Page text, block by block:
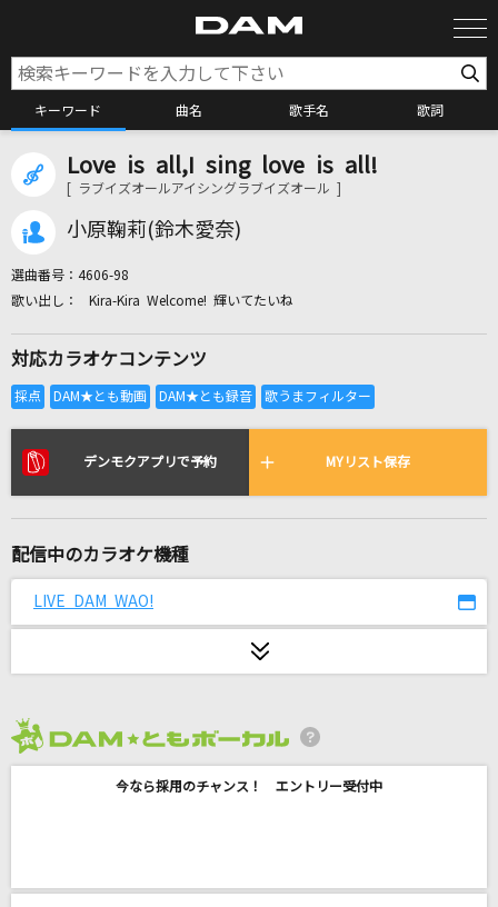
キーワード 曲名 歌手名 歌詞
カラオケ検索
カラオケ店舗検索
全国りれき
リアルタイムで歌われている曲の一覧
ウタカタララバイ
夜鷹
Love is all,I sing love is all!
[ ラブイズオールアイシングラブイズオール ]
小原鞠莉(鈴木愛奈)
選曲番号： 4606-98
Kira-Kira Welcome! 輝いてたいね
対応カラオケコンテンツ
デンモクアプリで予約 MYリスト保存
配信中のカラオケ機種
LIVE DAM WAO!
今なら採用のチャンス！ エントリー受付中